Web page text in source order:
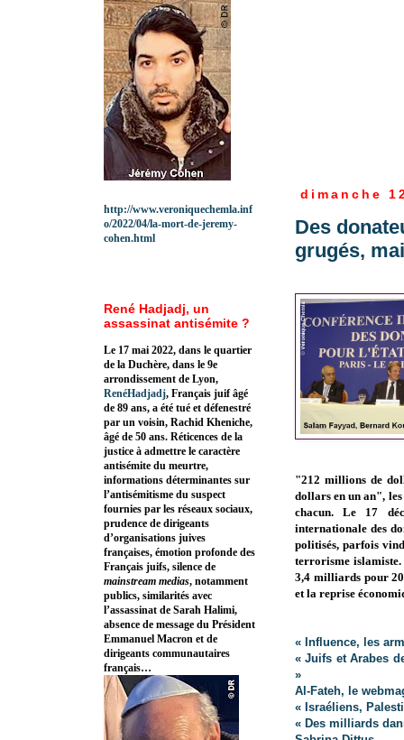
dimanche
Des
grugés,
"212 millions de
dollars en un an",
chacun.Le 17
internationale des
politisés, parfois
terrorisme
3,4 milliards pour
et la reprise
« Influence, les
« Juifs et Arabes
»
Al-Fateh, le
« Israéliens,
« Des milliards
http://www.veroniquechemla.inf
o/2022/04/la-mort-de-jeremy-
cohen.html
René Hadjadj, un
assassinat antisémite ?
Le 17 mai 2022, dans le quartier
de la Duchère, dans le 9e
arrondissement de Lyon,
RenéHadjadj, Français juif âgé
de 89 ans, a été tué et défenestré
par un voisin, Rachid Kheniche,
âgé de 50 ans. Réticences de la
justice à admettre le caractère
antisémite du meurtre,
informations déterminantes sur
l’antisémitisme du suspect
fournies par les réseaux sociaux,
prudence de dirigeants
d’organisations juives
françaises, émotion profonde des
Français juifs, silence de
mainstream medias, notamment
publics, similarités avec
l’assassinat de Sarah Halimi,
absence de message du Président
Emmanuel Macron et de
dirigeants communautaires
français…